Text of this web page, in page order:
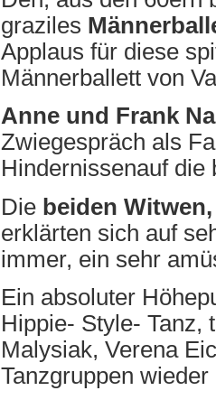
graziles
Applaus für diese
Männerballett von
Anne und Frank
Zwiegespräch als
Hindernissenauf die
Die beiden
erklärten sich auf
immer, ein sehr
Ein absoluter
Hippie- Style- Tanz,
Malysiak, Verena
Tanzgruppen